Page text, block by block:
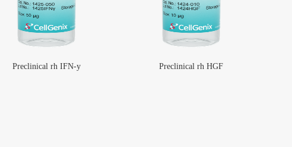
Preclinical rh IFN-y Preclinical rh HGF